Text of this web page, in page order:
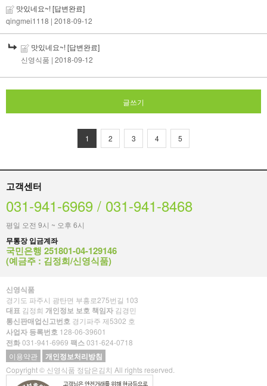
맛있네요~![답변완료]
qingmei1118 | 2018-09-12
맛있네요~![답변완료]
신영식품 | 2018-09-12
글쓰기
1 2 3 4 5
고객센터
031-941-6969 / 031-941-8468
평일 오전 9시 ~ 오후 6시
무통장 입금계좌
국민은행 251801-04-129146
(예금주 : 김정희/신영식품)
신영식품
경기도 파주시 광탄면 부흥로275번길 103
대표 김정희 개인정보 보호 책임자 김경민
통신판매업신고번호 경기파주 제5302 호
사업자 등록번호 128-06-39601
전화031-941-6969 팩스031-624-0718
이용약관
개인정보처리방침
Copyright © 신영식품 정담은김치 All rights reserved.